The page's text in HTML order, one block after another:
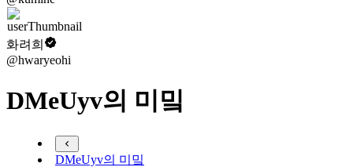
화려희
@hwaryeohi
DMeUyv의 미밐
DMeUyv의 미밐